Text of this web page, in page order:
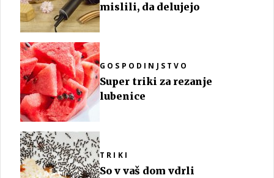
mislili, da delujejo
GOSPODINJSTVO
Super triki za rezanje
lubenice
TRIKI
So v vaš dom vdrli